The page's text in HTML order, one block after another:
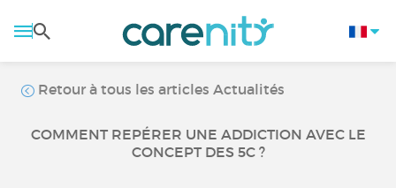
Retour à tous les articles Actualités
COMMENT REPÉRER UNE ADDICTION AVEC LE
CONCEPT DES 5C ?